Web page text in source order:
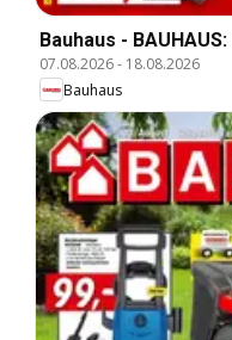
Bauhaus -
07.08.2026- 18.08.2026
Bauhaus